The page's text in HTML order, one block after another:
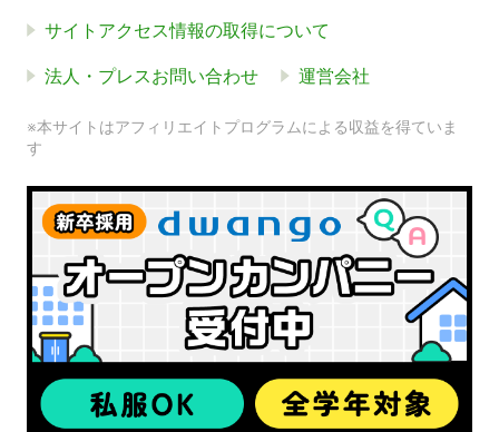
サイトアクセス情報の取得について
法人・プレスお問い合わせ 運営会社
※本サイトはアフィリエイトプログラムによる収益を得ていま
す